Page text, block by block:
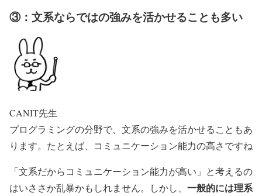
③：文系ならではの強みを活かせることも多い
CANIT先生
プログラミングの分野で、文系の強みを活かせることもあ
ります。たとえば、コミュニケーション能力の高さですね
「文系だからコミュニケーション能力が高い」と考えるの
はいささか乱暴かもしれません。しかし、 一般的には理系